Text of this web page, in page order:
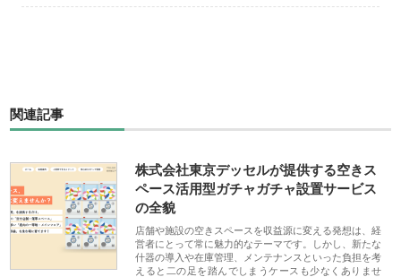
関連記事
株式会社東京デッセルが提供する空きス
ペース活用型ガチャガチャ設置サービス
の全貌
店舗や施設の空きスペースを収益源に変える発想は、経
営者にとって常に魅力的なテーマです。しかし、新たな
什器の導入や在庫管理、メンテナンスといった負担を考
えると二の足を踏んでしまうケースも少なくありませ